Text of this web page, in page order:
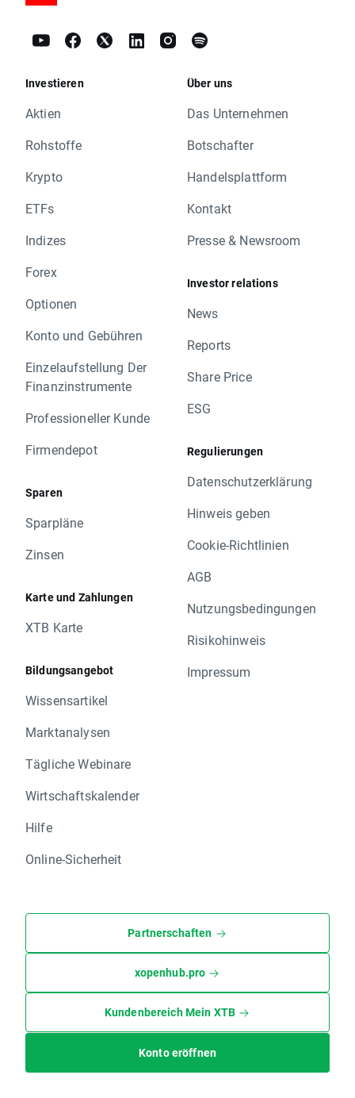
Investieren
Aktien
Rohstoffe
Krypto
ETFs
Indizes
Forex
Optionen
Konto und Gebühren
Einzelaufstellung Der
Finanzinstrumente
Professioneller Kunde
Firmendepot
Sparen
Sparpläne
Zinsen
Karte und Zahlungen
XTB Karte
Bildungsangebot
Wissensartikel
Marktanalysen
Tägliche Webinare
Wirtschaftskalender
Hilfe
Online-Sicherheit
Über uns
Das Unternehmen
Botschafter
Handelsplattform
Kontakt
Presse & Newsroom
Investor relations
News
Reports
Share Price
ESG
Regulierungen
Datenschutzerklärung
Hinweis geben
Cookie-Richtlinien
AGB
Nutzungsbedingungen
Risikohinweis
Impressum
Partnerschaften
xopenhub.pro
Kundenbereich Mein XTB
Konto eröffnen